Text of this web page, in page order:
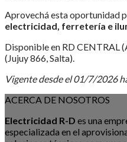
Aprovechá esta oportunidad
electricidad, ferretería e
Disponible en RD CENTRAL
(Jujuy 866, Salta).
Vigente desde el 01/7/2026
ACERCA DE NOSOTROS
Electricidad R-D es una
especializada en el